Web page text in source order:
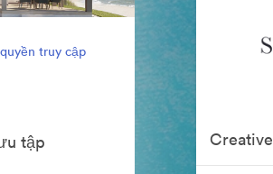
truy cập
tập Creative